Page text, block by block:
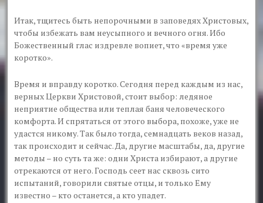
Итак, тщитесь быть непорочными в заповедях Христовых,
чтобы избежать вам неусыпного и вечного огня. Ибо
Божественный глас издревле вопиет, что «время уже
коротко».
Время и вправду коротко. Сегодня перед каждым из нас,
верных Церкви Христовой, стоит выбор: ледяное
неприятие общества или теплая баня человеческого
комфорта. И спрятаться от этого выбора, похоже, уже не
удастся никому. Так было тогда, семнадцать веков назад,
так происходит и сейчас. Да, другие масштабы, да, другие
методы – но суть та же: одни Христа избирают, а другие
отрекаются от него. Господь сеет нас сквозь сито
испытаний, говорили святые отцы, и только Ему
известно – кто останется, а кто упадет.